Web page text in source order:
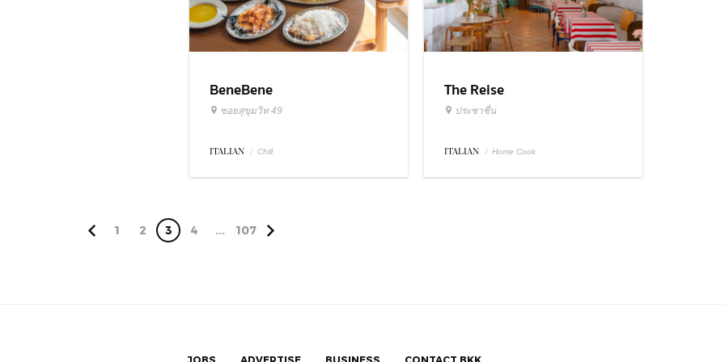
BeneBene
ซอยสุขุมวิท 49
ITALIAN / Chill
The Reise
ประชาชื่น
ITALIAN / Home Cook
1 2 3 4 ... 107
JOBS ADVERTISE BUSINESS CONTACT BKK.